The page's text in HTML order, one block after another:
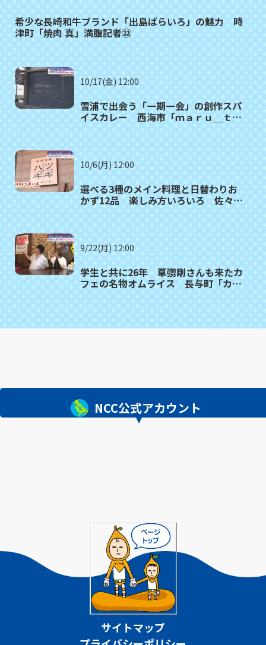
希少な長崎和牛ブランド「出島ばらいろ」の魅力 時
津町「焼肉 真」満腹記者㉒
10/17(金) 12:00
雪浦で出会う「一期一会」の創作スパ
イスカレー 西海市「ｍａｒｕ＿ｔａ
10/6(月) 12:00
選べる3種のメイン料理と日替わりお
かず12品 楽しみ方いろいろ 佐々町
9/22(月) 12:00
学生と共に26年 草彅剛さんも来たカ
フェの名物オムライス 長与町「カフ
NCC公式アカウント
サイトマップ